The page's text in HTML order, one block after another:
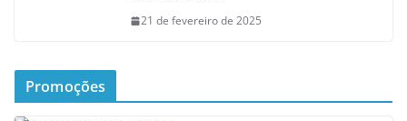
21 de fevereiro de 2025
Promoções